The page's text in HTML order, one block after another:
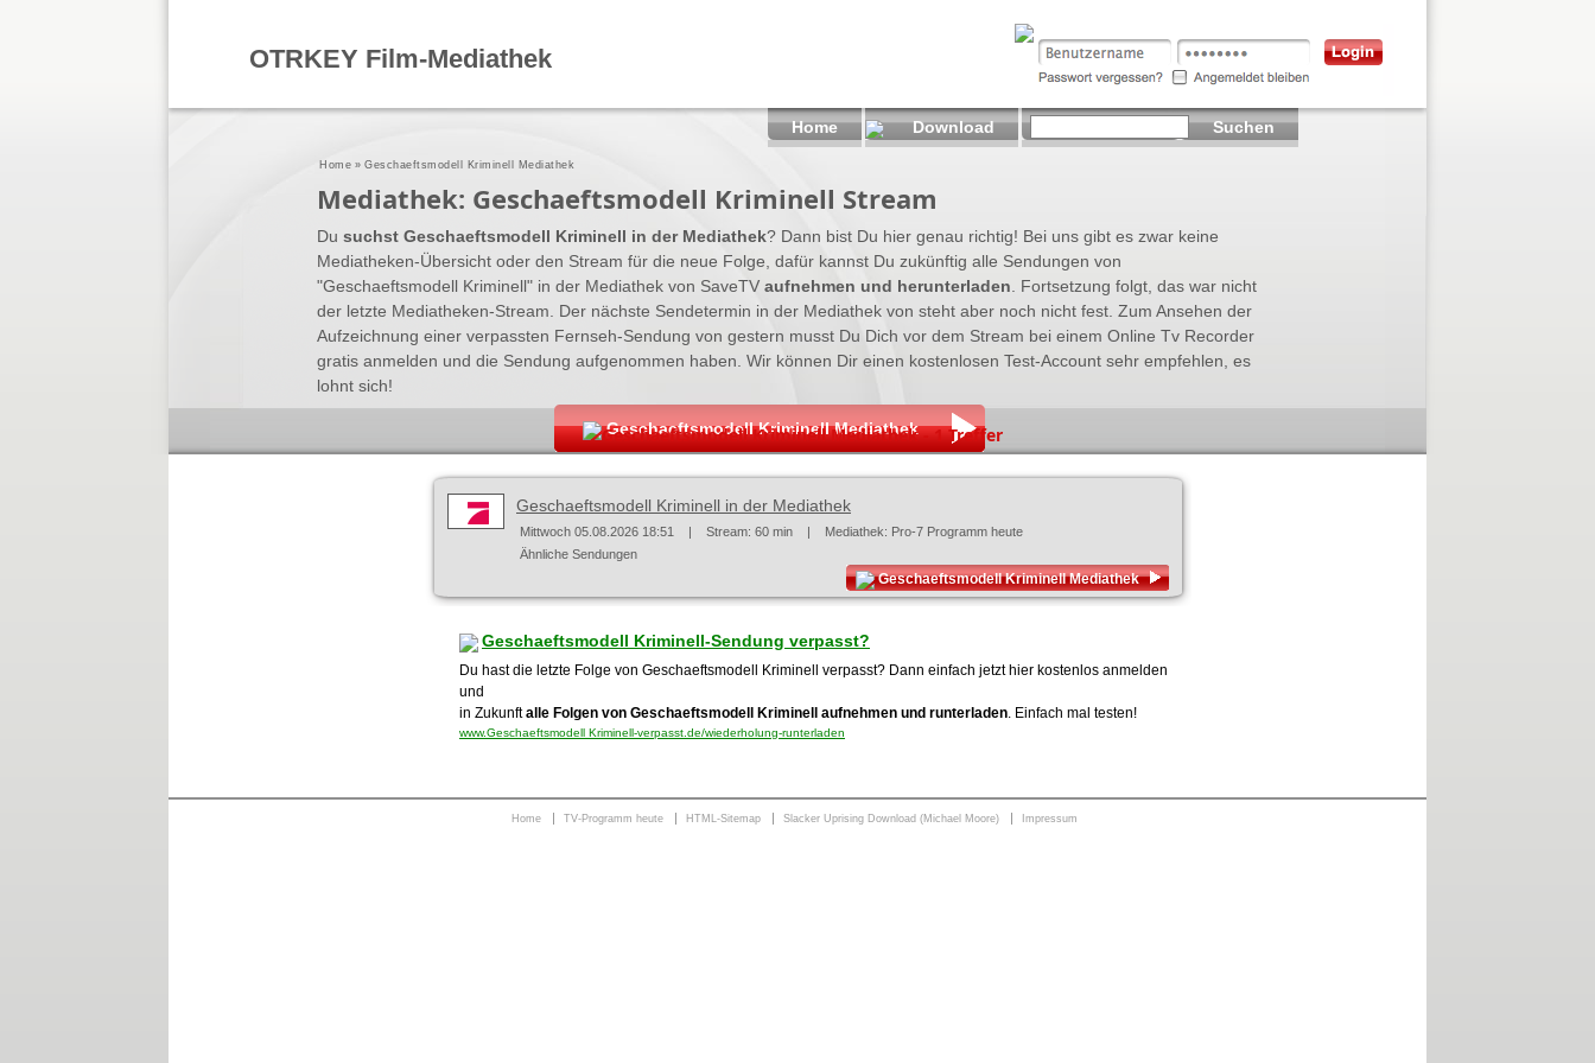
Mediathek: Geschaeftsmodell Kriminell Stream
Du suchst Geschaeftsmodell Kriminell in der Mediathek? Dann bist Du hier genau richtig! Bei uns gibt es zwar keine
Mediatheken-Übersicht oder den Stream für die neue Folge, dafür kannst Du zukünftig alle Sendungen von
"Geschaeftsmodell Kriminell" in der Mediathek von SaveTV aufnehmen und herunterladen . Fortsetzung folgt, das war nicht
der letzte Mediatheken-Stream. Der nächste Sendetermin in der Mediathek von steht aber noch nicht fest. Zum Ansehen der
Aufzeichnung einer verpassten Fernseh-Sendung von gestern musst Du Dich vor dem Stream bei einem Online Tv Recorder
gratis anmelden und die Sendung aufgenommen haben. Wir können Dir einen kostenlosen Test-Account sehr empfehlen, es
lohnt sich!
Geschaeftsmodell Kriminell Mediathek
Geschaeftsmodell Kriminell Mediathek - 1 Treffer
Geschaeftsmodell Kriminell in der Mediathek
Mittwoch 05.08.2026 18:51 | Stream: 60 min | Mediathek: Pro-7 Programm heute
Ähnliche Sendungen
Geschaeftsmodell Kriminell Mediathek
Geschaeftsmodell Kriminell-Sendung verpasst?
Du hast die letzte Folge von Geschaeftsmodell Kriminell verpasst? Dann einfach jetzt hier kostenlos anmelden
und
in Zukunftalle Folgen von Geschaeftsmodell Kriminell aufnehmen und runterladen. Einfach mal testen!
www.Geschaeftsmodell Kriminell-verpasst.de/wiederholung-runterladen
Home »Geschaeftsmodell Kriminell Mediathek
OTRKEY Film-Mediathek
Home Download Suchen
Home TV-Programm heute HTML-Sitemap Slacker Uprising Download (Michael Moore) Impressum